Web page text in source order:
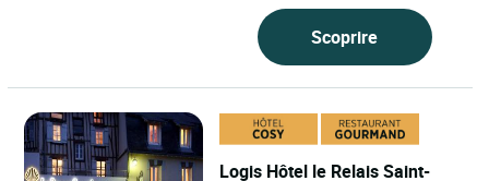
Scoprire
Logis Hôtel le Relais Saint-